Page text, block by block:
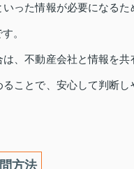
った情報が必要になるた
。
、不動産会社と情報を共
ことで、安心して判断し
方法